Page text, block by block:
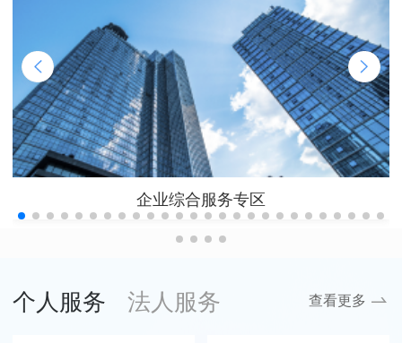
企业综合服务专区
个人服务 法人服务 查看更多